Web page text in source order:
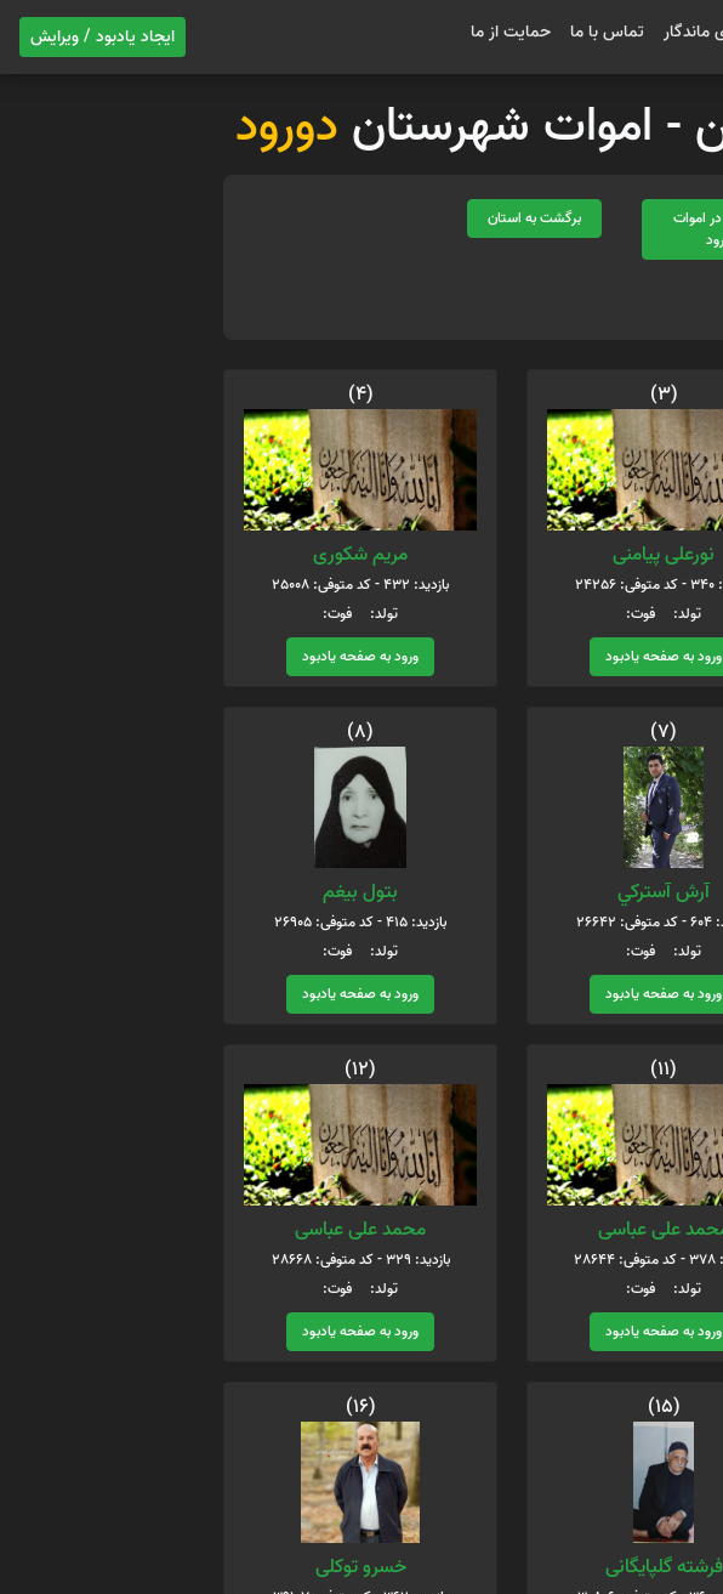
ایجاد یادبود / ویرایش تماس با ما حمایت از ما
- اموات شهرستان دورود
اموات
برگشت به استان
(3)
نورعلی پیامنی
تولد: فوت:
ورود به صفحه یادبود
(4)
مریم شکوری
بازدید: 432 - کد متوفی: 25008
تولد: فوت:
ورود به صفحه یادبود
(7)
آرش آستركي
تولد: فوت:
ورود به صفحه یادبود
(8)
بتول بیغم
بازدید: 415 - کد متوفی: 26905
تولد: فوت:
ورود به صفحه یادبود
(11)
علی عباسی
تولد: فوت:
ورود به صفحه یادبود
(12)
محمد علی عباسی
بازدید: 329 - کد متوفی: 28668
تولد: فوت:
ورود به صفحه یادبود
(15)
فرشته گلپایگانی
(16)
خسرو توکلی